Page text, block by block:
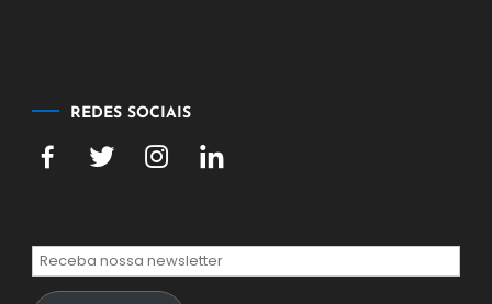
REDES SOCIAIS